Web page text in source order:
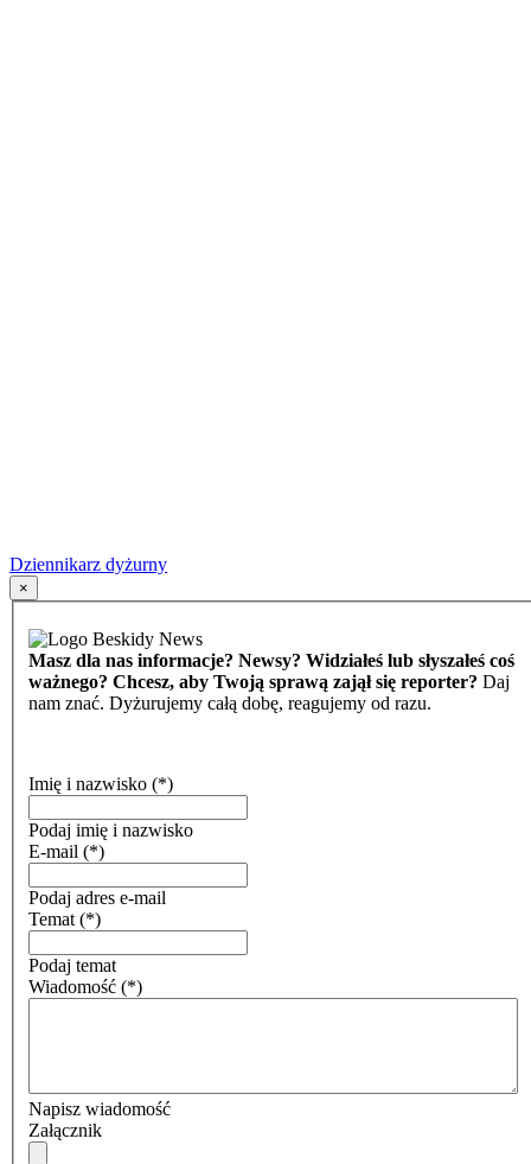
Dziennikarz dyżurny
×
Masz dla nas informacje? Newsy? Widziałeś lub słyszałeś coś
ważnego? Chcesz, aby Twoją sprawą zajął się reporter? Daj
nam znać. Dyżurujemy całą dobę, reagujemy od razu.
Imię i nazwisko (*)
Podaj imię i nazwisko
E-mail (*)
Podaj adres e-mail
Temat (*)
Podaj temat
Wiadomość (*)
Napisz wiadomość
Załącznik